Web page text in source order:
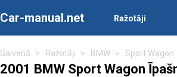
Car-manual.net Ražotāji
Galvenā Ražotāji BMW Sport Wagon
2001 BMW Sport Wagon